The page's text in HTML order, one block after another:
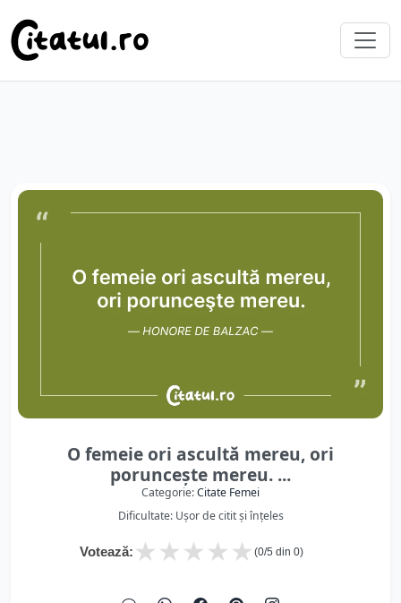
O femeie ori ascultă mereu, ori
porunceşte mereu. ...
Categorie:Citate Femei
Dificultate: Ușor de citit și înțeles
Votează: ★
★
★
★
★ (0/5 din 0)